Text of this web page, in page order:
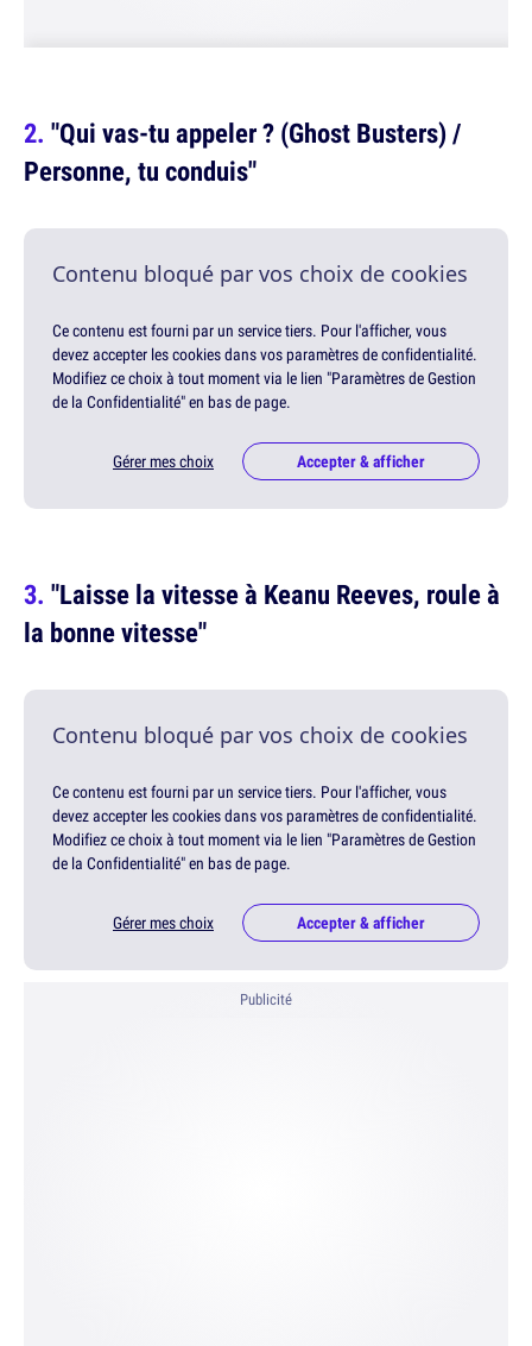
"Qui vas-tu appeler ? (Ghost Busters) /
Personne, tu conduis"
Contenu bloqué par vos choix de cookies
Ce contenu est fourni par un service tiers. Pour l'afficher, vous
devez accepter les cookies dans vos paramètres de confidentialité.
Modifiez ce choix à tout moment via le lien "Paramètres de Gestion
de la Confidentialité" en bas de page.
Gérer mes choix Accepter & afficher
"Laisse la vitesse à Keanu Reeves, roule à
la bonne vitesse"
Contenu bloqué par vos choix de cookies
Ce contenu est fourni par un service tiers. Pour l'afficher, vous
devez accepter les cookies dans vos paramètres de confidentialité.
Modifiez ce choix à tout moment via le lien "Paramètres de Gestion
de la Confidentialité" en bas de page.
Gérer mes choix Accepter & afficher
Publicité